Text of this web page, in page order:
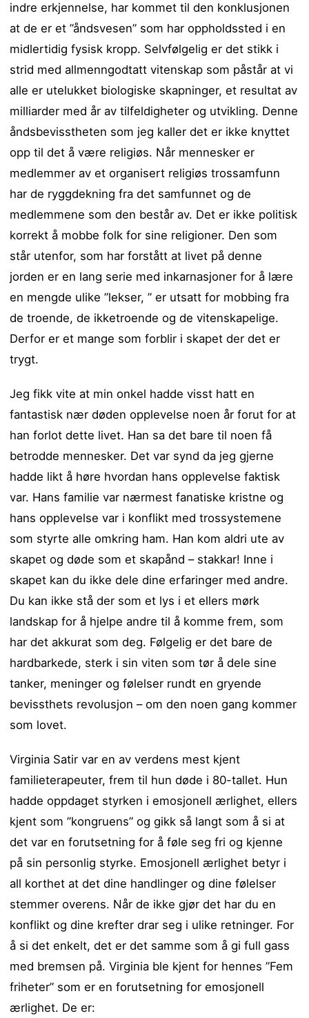
indre erkjennelse, har kommet til den konklusjonen
at de er et ”åndsvesen” som har oppholdssted i en
midlertidig fysisk kropp. Selvfølgelig er det stikk i
strid med allmenngodtatt vitenskap som påstår at vi
alle er utelukket biologiske skapninger, et resultat av
milliarder med år av tilfeldigheter og utvikling. Denne
åndsbevisstheten som jeg kaller det er ikke knyttet
opp til det å være religiøs. Når mennesker er
medlemmer av et organisert religiøs trossamfunn
har de ryggdekning fra det samfunnet og de
medlemmene som den består av. Det er ikke politisk
korrekt å mobbe folk for sine religioner. Den som
står utenfor, som har forstått at livet på denne
jorden er en lang serie med inkarnasjoner for å lære
en mengde ulike ”lekser, ” er utsatt for mobbing fra
de troende, de ikketroende og de vitenskapelige.
Derfor er et mange som forblir i skapet der det er
trygt.
Jeg fikk vite at min onkel hadde visst hatt en
fantastisk nær døden opplevelse noen år forut for at
han forlot dette livet. Han sa det bare til noen få
betrodde mennesker. Det var synd da jeg gjerne
hadde likt å høre hvordan hans opplevelse faktisk
var. Hans familie var nærmest fanatiske kristne og
hans opplevelse var i konflikt med trossystemene
som styrte alle omkring ham. Han kom aldri ute av
skapet og døde som et skapånd – stakkar! Inne i
skapet kan du ikke dele dine erfaringer med andre.
Du kan ikke stå der som et lys i et ellers mørk
landskap for å hjelpe andre til å komme frem, som
har det akkurat som deg. Følgelig er det bare de
hardbarkede, sterk i sin viten som tør å dele sine
tanker, meninger og følelser rundt en gryende
bevissthets revolusjon – om den noen gang kommer
som lovet.
Virginia Satir var en av verdens mest kjent
familieterapeuter, frem til hun døde i 80-tallet. Hun
hadde oppdaget styrken i emosjonell ærlighet, ellers
kjent som ”kongruens” og gikk så langt som å si at
det var en forutsetning for å føle seg fri og kjenne
på sin personlig styrke. Emosjonell ærlighet betyr i
all korthet at det dine handlinger og dine følelser
stemmer overens. Når de ikke gjør det har du en
konflikt og dine krefter drar seg i ulike retninger. For
å si det enkelt, det er det samme som å gi full gass
med bremsen på. Virginia ble kjent for hennes ”Fem
friheter” som er en forutsetning for emosjonell
ærlighet. De er: